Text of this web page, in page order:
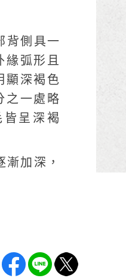
背側具一
弧形且
顯深褐色
之一處略
呈深褐
加深，